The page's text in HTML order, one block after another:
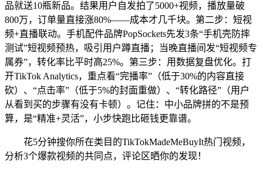
品就送10瓶新品。结果用户自发拍了5000+视频，播放量破
800万，订单量直接涨80%——成本才几千块。第二步：短视
频+直播联动。手机配件品牌PopSockets先发3条“手机壳防摔
测试”短视频预热，吸引用户蹲直播；当晚直播间发“短视频专
属券”，转化率比平时高25%。第三步：用数据复盘优化。打
开TikTok Analytics，重点看“完播率”（低于30%的内容直接
砍）、“点击率”（低于5%的封面重做）、“转化路径”（用户
从看到买的步骤有没有卡顿）。记住：中小品牌拼的不是预
算，是“精准+灵活”，小步快跑比砸钱更靠谱。
花5分钟搜你所在类目的TikTokMadeMeBuyIt热门视频，
分析3个爆款视频的共同点，评论区晒你的发现！